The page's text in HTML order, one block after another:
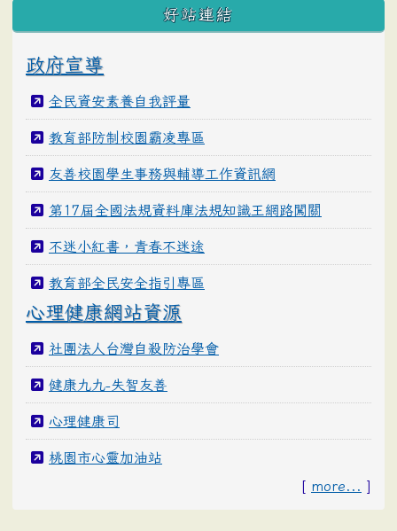
好站連結
政府宣導
全民資安素養自我評量
教育部防制校園霸凌專區
友善校園學生事務與輔導工作資訊網
第17屆全國法規資料庫法規知識王網路闖關
不迷小紅書，青春不迷途
教育部全民安全指引專區
心理健康網站資源
社團法人台灣自殺防治學會
健康九九-失智友善
心理健康司
桃園市心靈加油站
[ more... ]